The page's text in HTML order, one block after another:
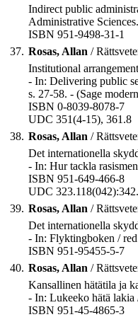
Indirect public
Administrative
ISBN 951-9498-31-1
37. Rosas, Allan /
Institutional
- In: Delivering public
s. 27-58. - (Sage
ISBN 0-8039-8078-7
UDC 351(4-15), 361.8
38. Rosas, Allan /
Det internationella
- In: Hur tackla
ISBN 951-649-466-8
UDC
39. Rosas, Allan /
Det internationella
- In: Flyktingboken /
ISBN 951-95455-5-7
40. Rosas, Allan /
Kansallinen hätätila ja
- In: Lukeeko hätä
ISBN 951-45-4865-3